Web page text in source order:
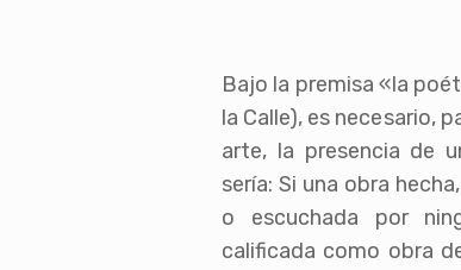
Bajo la premisa «la
la Calle), es necesario,
arte, la presencia de
sería: Si una obra
o escuchada por
calificada como obra